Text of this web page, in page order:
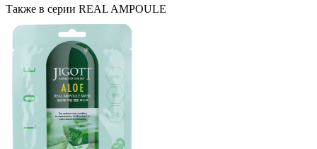
Также в серии REAL AMPOULE